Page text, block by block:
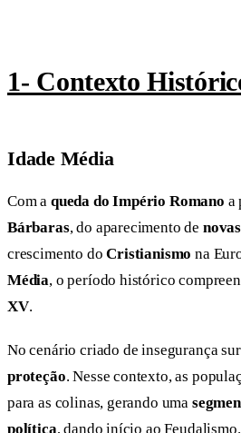
1- Contexto
Idade Média
Com a queda do Império Romano a
Bárbaras, do aparecimento de
crescimento doCristianismo na
Média, o período histórico
XV.
No cenário criado de insegurança
proteção. Nesse contexto, as
para as colinas, gerando uma
política, dando início ao Feudalismo.